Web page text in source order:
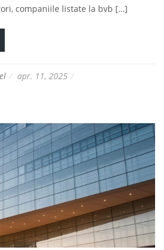
companiile listate la bvb […]
apr. 11, 2025